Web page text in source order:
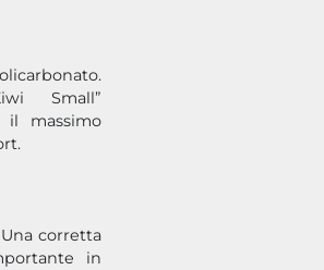
Small”
il massimo
corretta
in